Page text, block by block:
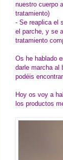
nuestro cuerpo
tratamiento)
- Se reaplica el
el parche, y se
tratamiento
Os he hablado
darle marcha al
podéis
Hoy os voy a
los productos